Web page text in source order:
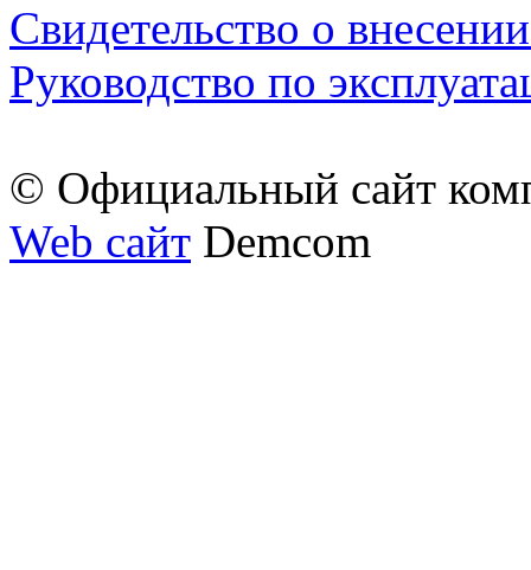
Свидетельство о
Руководство по
© Официальный сайт
Web сайт Demcom